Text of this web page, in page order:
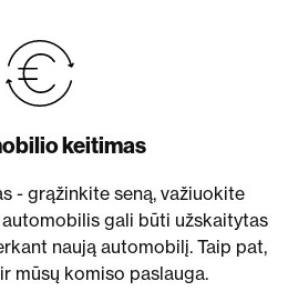
keitimas
- grąžinkite seną, važiuokite
automobilis gali būti užskaitytas
naują automobilį. Taip pat,
mūsų komiso paslauga.